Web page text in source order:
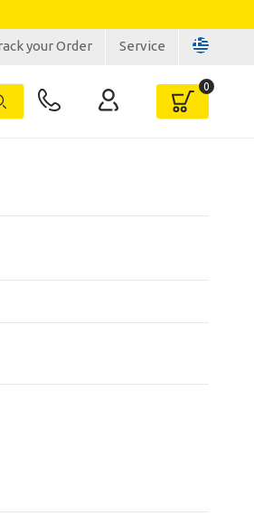
your Order Service